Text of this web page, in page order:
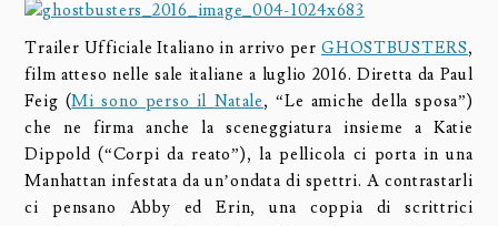
Trailer Ufficiale Italiano in arrivo perGHOSTBUSTERS,
film atteso nelle sale italiane a luglio 2016. Diretta da Paul
Feig (Mi sono perso il Natale, “Le amiche della sposa”)
che ne firma anche la sceneggiatura insieme a Katie
Dippold (“Corpi da reato”), la pellicola ci porta in una
Manhattan infestata da un’ondata di spettri. A contrastarli
ci pensano Abby ed Erin, una coppia di scrittrici